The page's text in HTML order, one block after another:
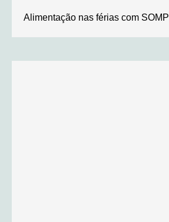
Alimentação nas férias com SOMP